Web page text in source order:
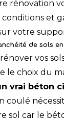
rénovation
conditions et
votre
de sols
vos
le choix du
vrai béton
coulé
sol car le